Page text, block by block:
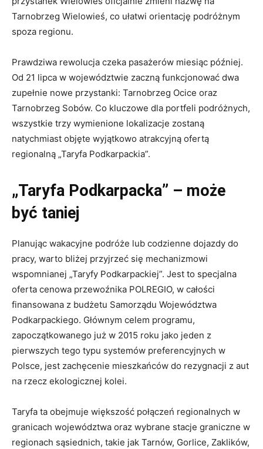
Tarnobrzeg Wielowieś, co ułatwi orientację podróżnym
spoza regionu.
Prawdziwa rewolucja czeka pasażerów miesiąc później.
Od 21 lipca w województwie zaczną funkcjonować dwa
zupełnie nowe przystanki: Tarnobrzeg Ocice oraz
Tarnobrzeg Sobów. Co kluczowe dla portfeli podróżnych,
wszystkie trzy wymienione lokalizacje zostaną
natychmiast objęte wyjątkowo atrakcyjną ofertą
regionalną „Taryfa Podkarpackia”.
„Taryfa Podkarpacka” – może
być taniej
Planując wakacyjne podróże lub codzienne dojazdy do
pracy, warto bliżej przyjrzeć się mechanizmowi
wspomnianej „Taryfy Podkarpackiej”. Jest to specjalna
oferta cenowa przewoźnika POLREGIO, w całości
finansowana z budżetu Samorządu Województwa
Podkarpackiego. Głównym celem programu,
zapoczątkowanego już w 2015 roku jako jeden z
pierwszych tego typu systemów preferencyjnych w
Polsce, jest zachęcenie mieszkańców do rezygnacji z aut
na rzecz ekologicznej kolei.
Taryfa ta obejmuje większość połączeń regionalnych w
granicach województwa oraz wybrane stacje graniczne w
regionach sąsiednich, takie jak Tarnów, Gorlice, Zaklików,